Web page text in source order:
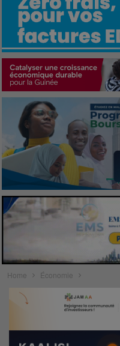
Home Économie